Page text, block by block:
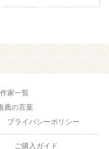
家一覧
薦の言葉
プライバシーポリシー
ご購入ガイド